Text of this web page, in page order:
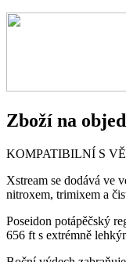
Zboží na
KOMPATIBILNÍ S
Xstream se dodává ve
nitroxem, trimixem a
Poseidon potápěčský
656 ft s extrémně